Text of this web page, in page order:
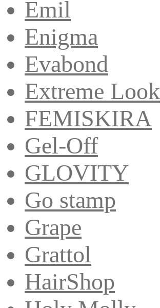
Emil
Enigma
Evabond
Extreme Look
FEMISKIRA
Gel-Off
GLOVITY
Go stamp
Grape
Grattol
HairShop